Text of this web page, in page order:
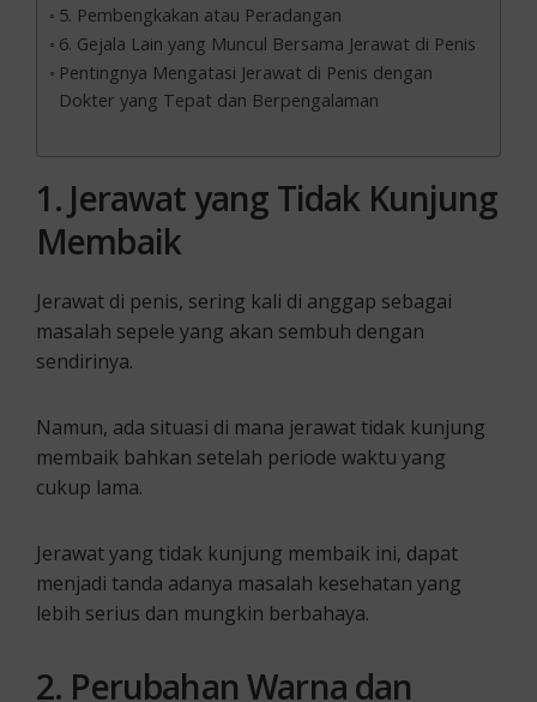
5. Pembengkakan atau Peradangan
6. Gejala Lain yang Muncul Bersama Jerawat di Penis
Pentingnya Mengatasi Jerawat di Penis dengan
Dokter yang Tepat dan Berpengalaman
1. Jerawat yang Tidak Kunjung
Membaik
Jerawat di penis, sering kali di anggap sebagai
masalah sepele yang akan sembuh dengan
sendirinya.
Namun, ada situasi di mana jerawat tidak kunjung
membaik bahkan setelah periode waktu yang
cukup lama.
Jerawat yang tidak kunjung membaik ini, dapat
menjadi tanda adanya masalah kesehatan yang
lebih serius dan mungkin berbahaya.
2. Perubahan Warna dan